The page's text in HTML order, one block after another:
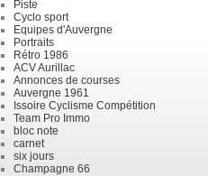
Piste
Cyclo sport
Equipes d'Auvergne
Portraits
Rétro 1986
ACV Aurillac
Annonces de courses
Auvergne 1961
Issoire Cyclisme Compétition
Team Pro Immo
bloc note
carnet
six jours
Champagne 66